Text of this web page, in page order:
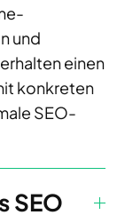
und
einen
konkreten
SEO-
SEO